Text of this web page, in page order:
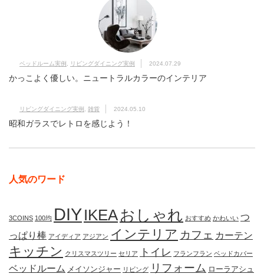
ベッドルーム実例 , リビングダイニング実例 2024.07.29
かっこよく優しい。ニュートラルカラーのインテリア
リビングダイニング実例 , 雑貨 2024.05.10
昭和ガラスでレトロを感じよう！
人気のワード
3COINS 100均 DIYIKEAおしゃれ おすすめ かわいい つ
っぱり棒 アイディア アジアン インテリア カフェ カーテン
キッチン クリスマスツリー セリア トイレ フランフラン ベッドカバー
ベッドルーム メイソンジャー リビング リフォーム ローラアシュ